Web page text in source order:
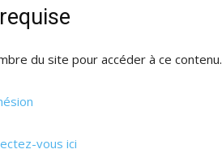
du site pour accéder à ce contenu.
vous ici